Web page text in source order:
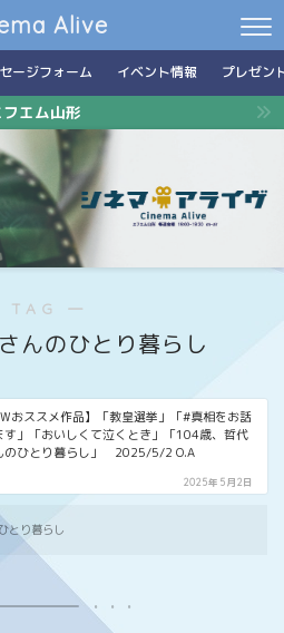
Alive
ージフォーム イベント情報 プレゼン
フエム山形
―
んのひとり暮らし
おススメ作品】「教皇選挙」「#真相をお話
す」「おいしくて泣くとき」「104歳、哲代
のひとり暮らし」 2025/5/2 O.A
2025年5月2日
とり暮らし